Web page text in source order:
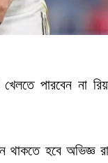
পারবেন না রিয়াল
হবে অভিজ্ঞ